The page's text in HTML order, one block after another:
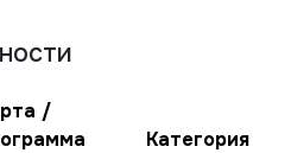
/
Категория